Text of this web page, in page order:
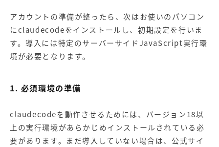
アカウントの準備が整ったら、次はお使いのパソコン
にclaudecodeをインストールし、初期設定を行いま
す。導入には特定のサーバーサイドJavaScript実行環
境が必要となります。
1. 必須環境の準備
claudecodeを動作させるためには、バージョン18以
上の実行環境があらかじめインストールされている必
要があります。まだ導入していない場合は、公式サイ